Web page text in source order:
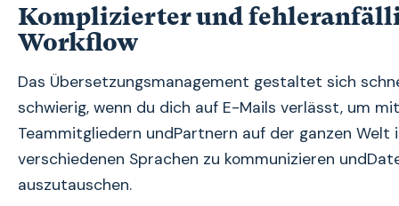
Komplizierter und
Workflow
Das Übersetzungsmanagement gestaltet sich
schwierig, wenn du dich auf E-Mails verlässt, um mit
Teammitgliedern undPartnern auf der ganzen Welt
verschiedenen Sprachen zu kommunizieren
auszutauschen.